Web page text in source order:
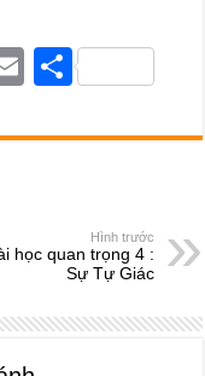
E
ail
S
ar
Hình trước
học quan trọng 4 :
Sự Tự Giác